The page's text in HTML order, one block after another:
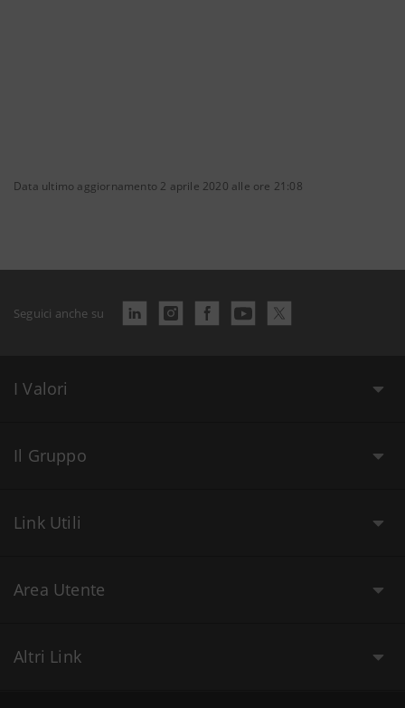
Data ultimo aggiornamento 2 aprile 2020 alle ore 21:08
Seguici anche su
I Valori
Il Gruppo
Link Utili
Area Utente
Altri Link